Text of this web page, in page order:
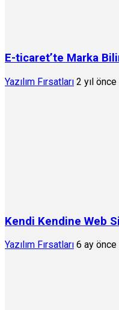
E-ticaret’te Marka
Yazılım Fırsatları 2 yıl önce
Kendi Kendine Web
Yazılım Fırsatları 6 ay önce